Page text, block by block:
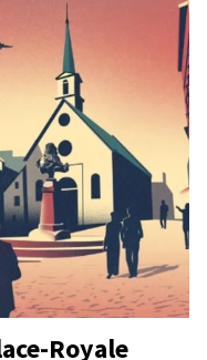
Royale